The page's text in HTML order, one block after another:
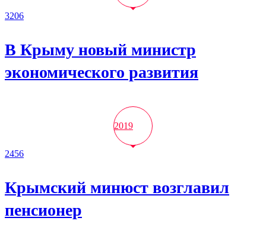
3206
В Крыму новый министр
экономического развития
2019
2456
Крымский минюст возглавил
пенсионер